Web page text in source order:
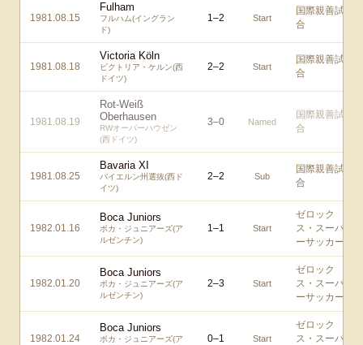
1981.08.15
Fulham
フルハム(イングラン
ド)
1–2 Start
国際親善試
合
1981.08.18
Victoria Köln
ビクトリア・ケルン(西
ドイツ)
2–2 Start
国際親善試
合
1981.08.19
Rot-Weiß
Oberhausen
RWオーバーハウゼン
(西ドイツ)
3–0 Named
国際親善試
合
1981.08.25
Bavaria XI
バイエルン州選抜(西ド
イツ)
2–2 Sub
国際親善試
合
1982.01.16
Boca Juniors
ボカ・ジュニアーズ(ア
ルゼンチン)
1–1 Start
ゼロック
ス・スーパ
ーサッカー
1982.01.20
Boca Juniors
ボカ・ジュニアーズ(ア
ルゼンチン)
2–3 Start
ゼロック
ス・スーパ
ーサッカー
1982.01.24
Boca Juniors
ボカ・ジュニアーズ(ア
0–1 Start
ゼロック
ス・スーパ